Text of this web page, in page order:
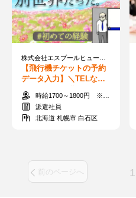
【飛行機チケットの予約
データ入力】＼TELなし
／週1-OK！短期OK！MA
X1800円+交全額/日払◎
時給1700～1800円 ※交通費全額支給
派遣社員
北海道 札幌市 白石区
前のページへ 1